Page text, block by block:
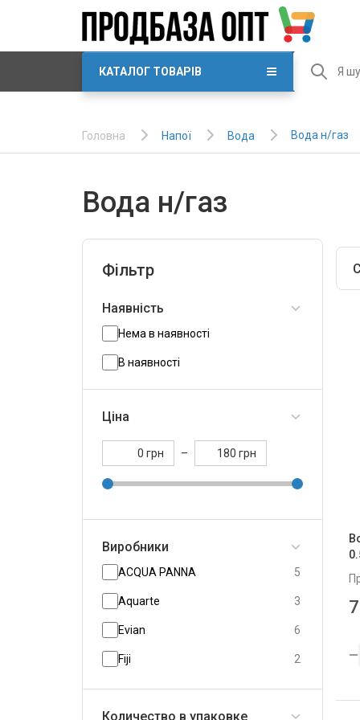
КАТАЛОГ ТОВАРІВ
Головна Напої Вода Вода н/газ
Вода н/газ
Фільтр
Наявність
Нема в наявності
В наявності
Ціна
грн – грн
Виробники
ACQUA PANNA 5
Aquarte 3
Evian 6
Fiji 2
Harrogate 2
Icelandic Glacial 5
Количество в упаковке